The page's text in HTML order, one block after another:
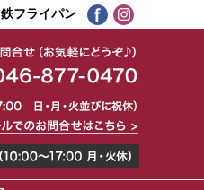
鉄フライパン